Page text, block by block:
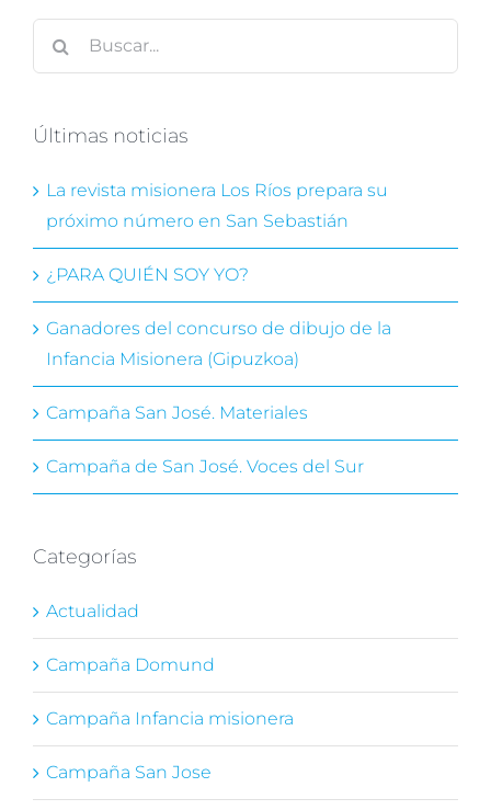
Últimas noticias
La revista misionera Los Ríos prepara su
próximo número en San Sebastián
¿PARA QUIÉN SOY YO?
Ganadores del concurso de dibujo de la
Infancia Misionera (Gipuzkoa)
Campaña San José. Materiales
Campaña de San José. Voces del Sur
Categorías
Actualidad
Campaña Domund
Campaña Infancia misionera
Campaña San Jose